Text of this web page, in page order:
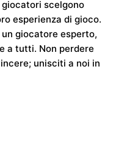
scelgono
esperienza di gioco.
giocatore esperto,
a tutti. Non perdere
unisciti a noi in